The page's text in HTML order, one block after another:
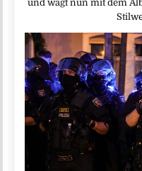
und wagt nun mit dem